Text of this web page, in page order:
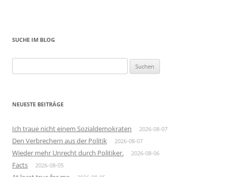
SUCHE IM BLOG
nach:
NEUESTE BEITRÄGE
Ich traue nicht einem Sozialdemokraten 2026-08-07
Den Verbrechern aus der Politik 2026-08-07
Wieder mehr Unrecht durch Politiker. 2026-08-06
Facts 2026-08-05